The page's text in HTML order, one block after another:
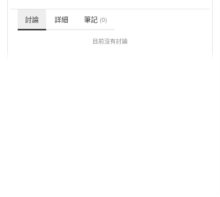
討論 詳細 筆記 (0)
目前沒有討論